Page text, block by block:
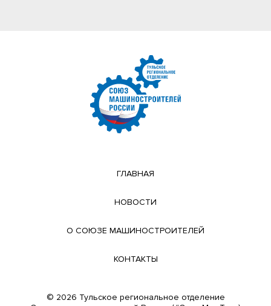
ГЛАВНАЯ
НОВОСТИ
О СОЮЗЕ МАШИНОСТРОИТЕЛЕЙ
КОНТАКТЫ
© 2026 Тульское региональное отделение